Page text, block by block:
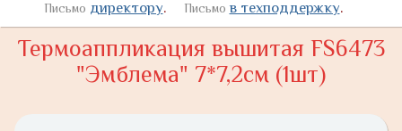
Письмо директору. Письмо в техподдержку.
Термоаппликация вышитая FS6473
"Эмблема" 7*7,2см (1шт)